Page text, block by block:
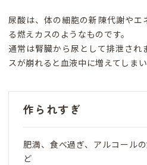
尿酸は、体の細胞の新陳代謝やエ
る燃えカスのようなものです。
通常は腎臓から尿として排泄され
スが崩れると血液中に増えてしまい
作られすぎ
肥満、食べ過ぎ、アルコール
ど